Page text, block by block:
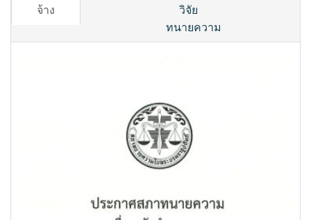
จ้าง
วิจัย
ทนายความ